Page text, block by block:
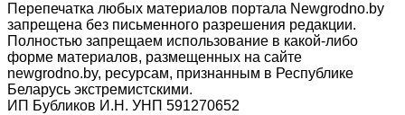
Перепечатка любых материалов портала Newgrodno.by
запрещена без письменного разрешения редакции.
Полностью запрещаем использование в какой-либо
форме материалов, размещенных на сайте
newgrodno.by, ресурсам, признанным в Республике
Беларусь экстремистскими.
ИП Бубликов И.Н. УНП 591270652